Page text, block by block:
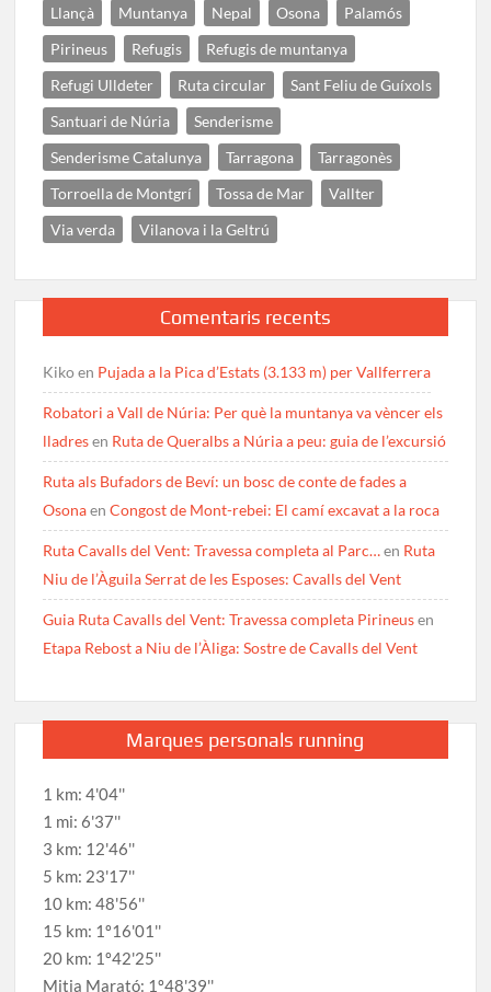
Llançà
Muntanya Nepal Osona
Palamós
Pirineus
Refugis
Refugis de muntanya
Refugi Ulldeter
Ruta circular
Sant Feliu de Guíxols
Santuari de Núria
Senderisme
Senderisme Catalunya
Tarragona
Tarragonès
Torroella de Montgrí
Tossa de Mar
Vallter
Via verda
Vilanova i la Geltrú
Comentaris recents
Kikoen Pujada a la Pica d’Estats (3.133 m) per Vallferrera
Robatori a Vall de Núria: Per què la muntanya va vèncer els
lladresen Ruta de Queralbs a Núria a peu: guia de l’excursió
Ruta als Bufadors de Beví: un bosc de conte de fades a
OsonaenCongost de Mont-rebei: El camí excavat a la roca
Ruta Cavalls del Vent: Travessa completa al Parc…en Ruta
Niu de l’Àguila Serrat de les Esposes: Cavalls del Vent
Guia Ruta Cavalls del Vent: Travessa completa Pirineusen
Etapa Rebost a Niu de l’Àliga: Sostre de Cavalls del Vent
Marques personals running
1 km: 4'04''
1 mi: 6'37''
3 km: 12'46''
5 km: 23'17''
10 km: 48'56''
15 km: 1º16'01''
20 km: 1º42'25''
Mitja Marató: 1º48'39''